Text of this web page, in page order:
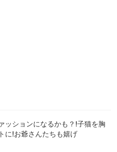
ッションになるかも？!子猫を胸
に!お爺さんたちも嬉げ